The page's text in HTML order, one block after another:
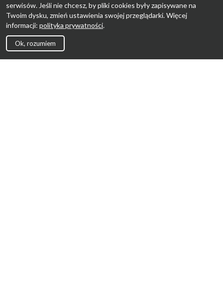
serwisów. Jeśli nie chcesz, by pliki cookies były zapisywane na
Twoim dysku, zmień ustawienia swojej przeglądarki. Więcej
informacji: polityka prywatności.
Ok, rozumiem